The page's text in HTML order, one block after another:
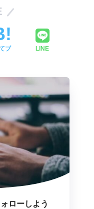
ブ LINE
ローしよう